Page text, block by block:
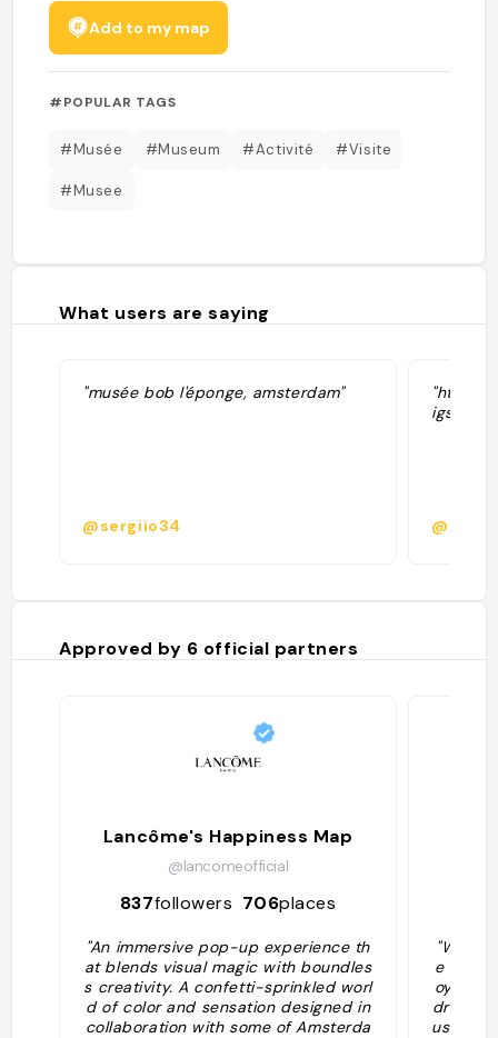
Add to my map
#POPULAR TAGS
#Musée #Museum #Activité #Visite
#Musee
What users are saying
"musée bob l'éponge, amsterdam"
@sergiio34
"https://
@aalixz
Approved by 6 official partners
Lancôme's Happiness Map
@lancomeofficial
837followers 706places
"An immersive pop-up experience th
at blends visual magic with boundles
s creativity. A confetti-sprinkled worl
d of color and sensation designed in
collaboration with some of Amsterda
e qui
oyeux,
dr se
us